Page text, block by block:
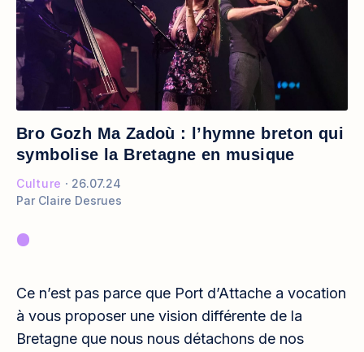
Bro Gozh Ma Zadoù : l’hymne breton qui
symbolise la Bretagne en musique
Culture
26.07.24
Par Claire Desrues
Ce n’est pas parce que Port d’Attache a vocation
à vous proposer une vision différente de la
Bretagne que nous nous détachons de nos